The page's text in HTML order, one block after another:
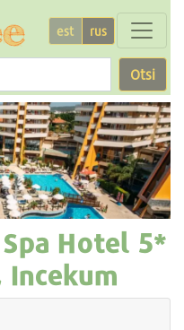
est rus
Otsi
Hotel 5*